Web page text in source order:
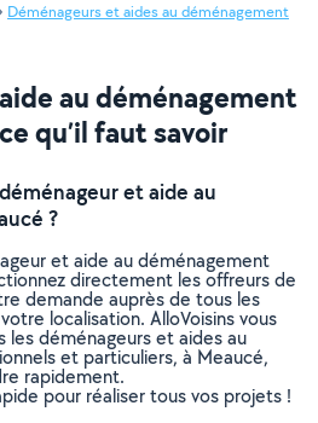
Déménageurs et aides au déménagement
au déménagement
qu’il faut savoir
et aide au
?
et aide au déménagement
directement les offreurs de
demande auprès de tous les
localisation. AlloVoisins vous
déménageurs et aides au
et particuliers, à Meaucé,
rapidement.
pour réaliser tous vos projets !